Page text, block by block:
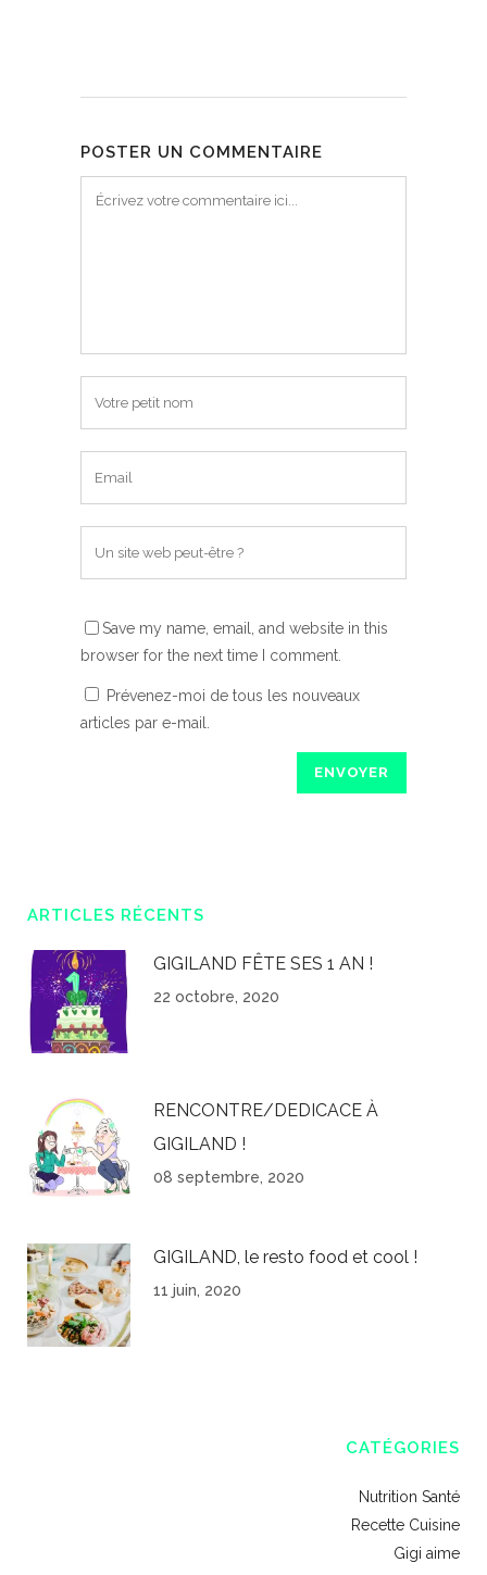
POSTER UN COMMENTAIRE
Save my name, email, and website in this
browser for the next time I comment.
Prévenez-moi de tous les nouveaux
articles par e-mail.
ARTICLES RÉCENTS
GIGILAND FÊTE SES 1 AN !
22 octobre, 2020
RENCONTRE/DEDICACE À
GIGILAND !
08 septembre, 2020
GIGILAND, le resto food et cool !
11 juin, 2020
CATÉGORIES
Nutrition Santé
Recette Cuisine
Gigi aime